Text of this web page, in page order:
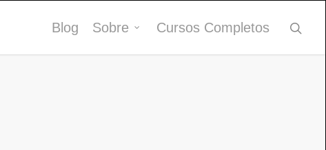
Blog Sobre Cursos Completos